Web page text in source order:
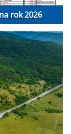
rok 2026